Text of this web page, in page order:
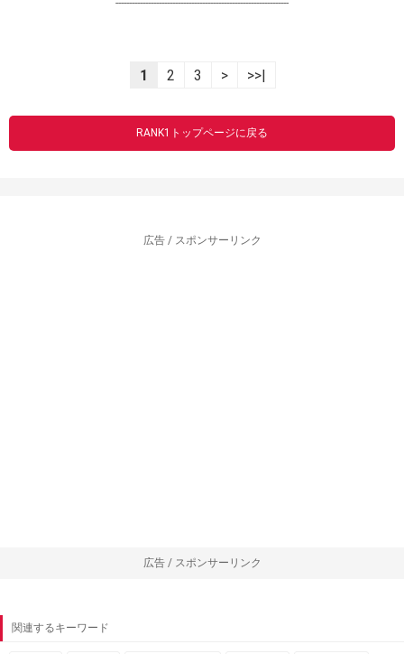
----------------------------------------------------------------
1 2 3 > >>|
RANK1トップページに戻る
広告 / スポンサーリンク
広告 / スポンサーリンク
関連するキーワード